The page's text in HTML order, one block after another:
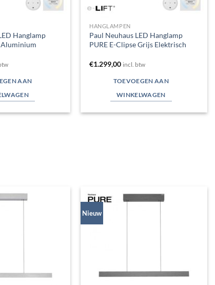
Hanglamp
Aluminium
AAN
HANGLAMPEN
Paul Neuhaus LED Hanglamp
PURE E-Clipse Grijs Elektrisch
€1.299,00 incl. btw
TOEVOEGEN AAN
WINKELWAGEN
Nieuw